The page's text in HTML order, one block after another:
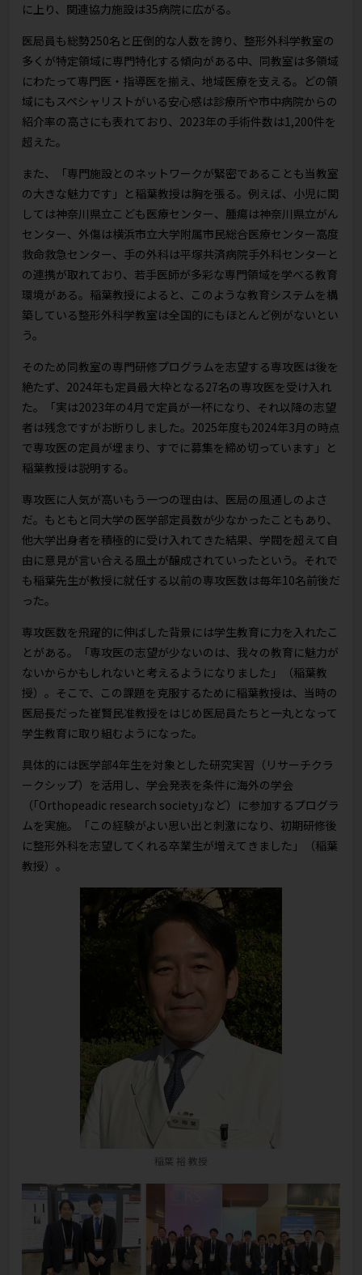
稲葉 裕 教授
に上り、関連協力施設は35病院に広がる。
医局員も総勢250名と圧倒的な人数を誇り、整形外科学教室の
多くが特定領域に専門特化する傾向がある中、同教室は多領域
にわたって専門医・指導医を揃え、地域医療を支える。どの領
域にもスペシャリストがいる安心感は診療所や市中病院からの
紹介率の高さにも表れており、2023年の手術件数は1,200件を
超えた。
また、「専門施設とのネットワークが緊密であることも当教室
の大きな魅力です」と稲葉教授は胸を張る。例えば、小児に関
しては神奈川県立こども医療センター、腫瘍は神奈川県立がん
センター、外傷は横浜市立大学附属市民総合医療センター高度
救命救急センター、手の外科は平塚共済病院手外科センターと
の連携が取れており、若手医師が多彩な専門領域を学べる教育
環境がある。稲葉教授によると、このような教育システムを構
築している整形外科学教室は全国的にもほとんど例がないとい
う。
そのため同教室の専門研修プログラムを志望する専攻医は後を
絶たず、2024年も定員最大枠となる27名の専攻医を受け入れ
た。「実は2023年の4月で定員が一杯になり、それ以降の志望
者は残念ですがお断りしました。2025年度も2024年3月の時点
で専攻医の定員が埋まり、すでに募集を締め切っています」と
稲葉教授は説明する。
専攻医に人気が高いもう一つの理由は、医局の風通しのよさ
だ。もともと同大学の医学部定員数が少なかったこともあり、
他大学出身者を積極的に受け入れてきた結果、学閥を超えて自
由に意見が言い合える風土が醸成されていったという。それで
も稲葉先生が教授に就任する以前の専攻医数は毎年10名前後だ
った。
専攻医数を飛躍的に伸ばした背景には学生教育に力を入れたこ
とがある。「専攻医の志望が少ないのは、我々の教育に魅力が
ないからかもしれないと考えるようになりました」（稲葉教
授）。そこで、この課題を克服するために稲葉教授は、当時の
医局長だった崔賢民准教授をはじめ医局員たちと一丸となって
学生教育に取り組むようになった。
具体的には医学部4年生を対象とした研究実習（リサーチクラ
ークシップ）を活用し、学会発表を条件に海外の学会
（｢Orthopeadic research society｣など）に参加するプログラ
ムを実施。「この経験がよい思い出と刺激になり、初期研修後
に整形外科を志望してくれる卒業生が増えてきました」（稲葉
教授）。